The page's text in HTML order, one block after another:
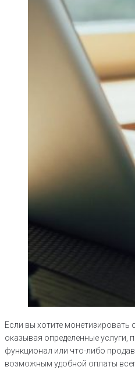
Если вы хотите монетизировать
оказывая определенные услуги,
функционал или что-либо
возможным удобной оплаты